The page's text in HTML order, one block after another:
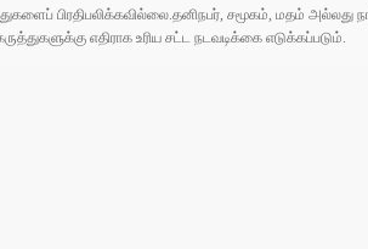
பிரதிபலிக்கவில்லை.தனிநபர், சமூகம், மதம்
எதிராக உரிய சட்ட நடவடிக்கை எடுக்கப்படும்.